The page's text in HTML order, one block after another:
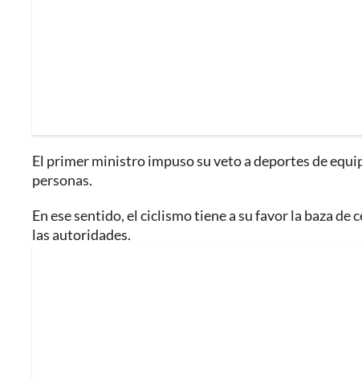
El primer ministro impuso su veto a deportes de
personas.
En ese sentido, el ciclismo tiene a su favor la baza
las autoridades.